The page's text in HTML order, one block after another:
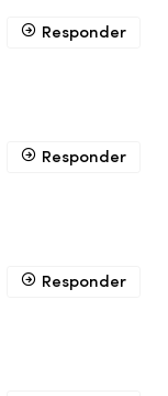
Responder
Responder
Responder